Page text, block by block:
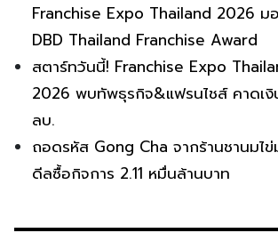
Franchise Expo Thailand 2026 ม
DBD Thailand Franchise Award
สตาร์ทวันนี้! Franchise Expo
2026 พบทัพธุรกิจ&แฟรนไชส์ คาดเ
ลบ.
ถอดรหัส Gong Cha จากร้านชานมไ
ดีลซื้อกิจการ 2.11 หมื่นล้านบาท